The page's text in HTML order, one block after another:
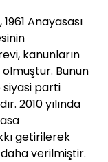
Anayasası
kanunların
Bunun
siyasi parti
2010 yılında
getirilerek
verilmiştir.